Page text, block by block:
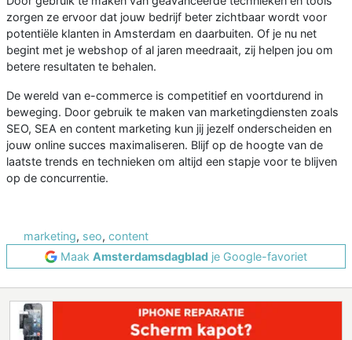
zorgen ze ervoor dat jouw bedrijf beter zichtbaar wordt voor
potentiële klanten in Amsterdam en daarbuiten. Of je nu net
begint met je webshop of al jaren meedraait, zij helpen jou om
betere resultaten te behalen.
De wereld van e-commerce is competitief en voortdurend in
beweging. Door gebruik te maken van marketingdiensten zoals
SEO, SEA en content marketing kun jij jezelf onderscheiden en
jouw online succes maximaliseren. Blijf op de hoogte van de
laatste trends en technieken om altijd een stapje voor te blijven
op de concurrentie.
marketing, seo, content
Maak Amsterdamsdagblad je Google-favoriet